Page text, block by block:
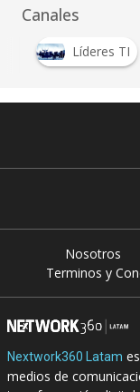
Canales
Líderes TI
Nosotros
Terminos y
Nextwork360 Latam
medios de